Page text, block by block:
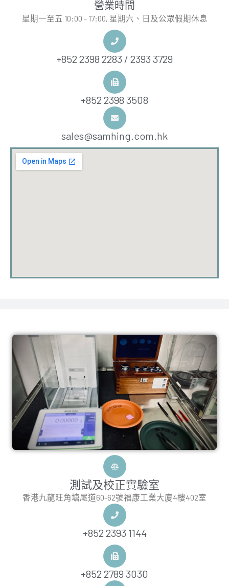
營業時間
星期一至五 10:00 - 17:00, 星期六、日及公眾假期休息
+852 2398 2283 / 2393 3729
+852 2398 3508
sales@samhing.com.hk
測試及校正實驗室
香港九龍旺角塘尾道60-62號福康工業大廈4樓402室
+852 2393 1144
+852 2789 3030